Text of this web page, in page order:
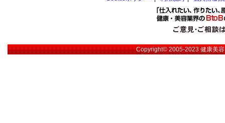
Copyright© 2005-2023健康美